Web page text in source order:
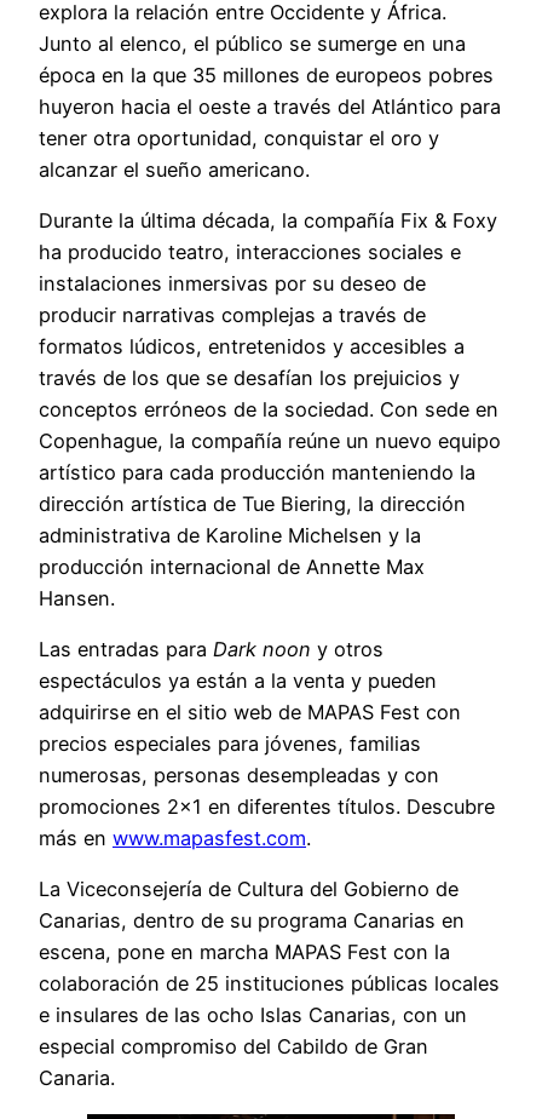
explora la relación entre Occidente y África.
Junto al elenco, el público se sumerge en una
época en la que 35 millones de europeos pobres
huyeron hacia el oeste a través del Atlántico para
tener otra oportunidad, conquistar el oro y
alcanzar el sueño americano.
Durante la última década, la compañía Fix & Foxy
ha producido teatro, interacciones sociales e
instalaciones inmersivas por su deseo de
producir narrativas complejas a través de
formatos lúdicos, entretenidos y accesibles a
través de los que se desafían los prejuicios y
conceptos erróneos de la sociedad. Con sede en
Copenhague, la compañía reúne un nuevo equipo
artístico para cada producción manteniendo la
dirección artística de Tue Biering, la dirección
administrativa de Karoline Michelsen y la
producción internacional de Annette Max
Hansen.
Las entradas para Dark noon y otros
espectáculos ya están a la venta y pueden
adquirirse en el sitio web de MAPAS Fest con
precios especiales para jóvenes, familias
numerosas, personas desempleadas y con
promociones 2×1 en diferentes títulos. Descubre
más en www.mapasfest.com.
La Viceconsejería de Cultura del Gobierno de
Canarias, dentro de su programa Canarias en
escena, pone en marcha MAPAS Fest con la
colaboración de 25 instituciones públicas locales
e insulares de las ocho Islas Canarias, con un
especial compromiso del Cabildo de Gran
Canaria.